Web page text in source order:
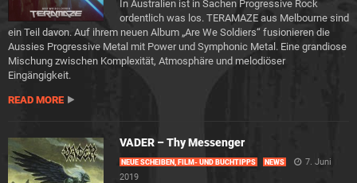
In Australien ist in Sachen Progressive Rock
ordentlich was los. TERAMAZE aus Melbourne sind
ein Teil davon. Auf ihrem neuen Album „Are We Soldiers“ fusionieren die
Aussies Progressive Metal mit Power und Symphonic Metal. Eine grandiose
Mischung zwischen Komplexität, Atmosphäre und melodiöser
Eingängigkeit.
READ MORE
VADER – Thy Messenger
NEUE SCHEIBEN, FILM- UND BUCHTIPPS NEWS
7. Juni
2019